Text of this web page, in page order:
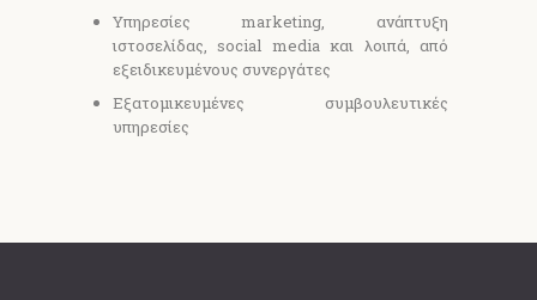
Υπηρεσίες marketing, ανάπτυξη
ιστοσελίδας, social media και λοιπά, από
εξειδικευμένους συνεργάτες
Εξατομικευμένες συμβουλευτικές
υπηρεσίες